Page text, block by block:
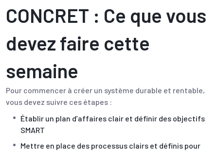
CONCRET : Ce que vous
devez faire cette
semaine
Pour commencer à créer un système durable et rentable,
vous devez suivre ces étapes :
Établir un plan d’affaires clair et définir des objectifs
SMART
Mettre en place des processus clairs et définis pour